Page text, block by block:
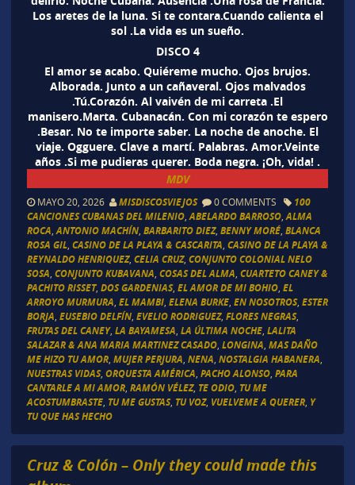
Los aretes de la luna. Si te contara.Cuando calienta el
sol .La vida es un sueño.
DISCO 4
El amor se acabo. Quiéreme mucho. Ojos brujos.
Alborada. Junto a un cañaveral. Ojos malvados
.Tú.Corazón. Al vaivén de mi carreta .El
manisero.Marta. Cubanacán. Con mi corazón te espero
.Besar. No te importe saber. La noche de anoche. El
viaje. Ogguere. Clave a martí. Palabras. Amor.Veinte
años .Si me pudieras querer. Boda negra. ¡Oh, vida! .
MDV
MAYO 20, 2026 MISDISCOSVIEJOS 0 COMMENTS
100
CANCIONES CUBANAS DEL MILENIO,ABELARDO BARROSO,ALMA
ROCA,ANTONIO MACHÍN, BARBARITO DIEZ, BENNY MORÉ, BLANCA
ROSA GIL, CASINO DE LA PLAYA & CASCARITA, CASINO DE LA PLAYA &
REYNALDO HENRIQUEZ, CELIA CRUZ, CONJUNTO COLONIAL NELO
SOSA, CONJUNTO KUBAVANA, COSAS DEL ALMA, CUARTETO CANEY &
PACHITO RISSET, DOS GARDENIAS, EL AMOR DE MI BOHIO, EL
ARROYO MURMURA, EL MAMBI, ELENA BURKE, EN NOSOTROS, ESTER
BORJA, EUSEBIO DELFÍN, EVELIO RODRIGUEZ, FLORES NEGRAS,
FRUTAS DEL CANEY, LA BAYAMESA, LA ÚLTIMA NOCHE, LALITA
SALAZAR & ANA MARIA MARTINEZ CASADO, LONGINA, MAS DAÑO
ME HIZO TU AMOR, MUJER PERJURA, NENA, NOSTALGIA HABANERA,
NUESTRAS VIDAS, ORQUESTA AMÉRICA, PACHO ALONSO, PARA
CANTARLE A MI AMOR, RAMÓN VÉLEZ, TE ODIO, TU ME
ACOSTUMBRASTE, TU ME GUSTAS, TU VOZ, VUELVEME A QUERER, Y
TU QUE HAS HECHO
Cruz & Colón – Only they could made this